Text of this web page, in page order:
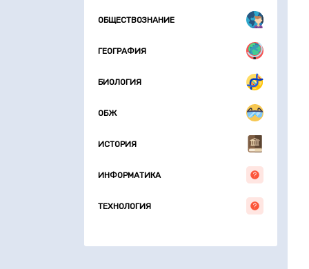
ОБЩЕСТВОЗНАНИЕ
ГЕОГРАФИЯ
БИОЛОГИЯ
ОБЖ
ИСТОРИЯ
ИНФОРМАТИКА
ТЕХНОЛОГИЯ